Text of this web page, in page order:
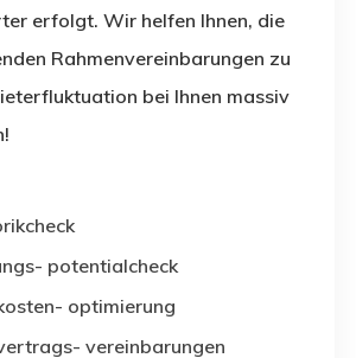
erfolgt. Wir helfen Ihnen, die
Rahmenvereinbarungen zu
bei Ihnen massiv
potentialcheck
optimierung
vereinbarungen